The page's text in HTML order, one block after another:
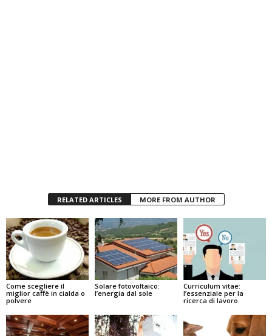
RELATED ARTICLES MORE FROM AUTHOR
Come scegliere il
miglior caffè in cialda o
polvere
Solare fotovoltaico:
l’energia dal sole
Curriculum vitae:
l’essenziale per la
ricerca di lavoro